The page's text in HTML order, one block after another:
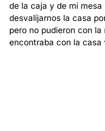
de la caja y de mi mesa
desvalijarnos la casa
pero no pudieron con
encontraba con la casa